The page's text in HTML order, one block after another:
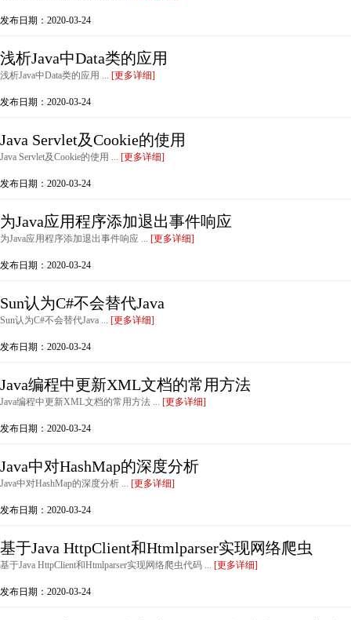
发布日期：2020-03-24
浅析Java中Data类的应用
浅析Java中Data类的应用 ... [更多详细]
发布日期：2020-03-24
Java Servlet及Cookie的使用
Java Servlet及Cookie的使用 ... [更多详细]
发布日期：2020-03-24
为Java应用程序添加退出事件响应
为Java应用程序添加退出事件响应 ... [更多详细]
发布日期：2020-03-24
Sun认为C#不会替代Java
Sun认为C#不会替代Java ... [更多详细]
发布日期：2020-03-24
Java编程中更新XML文档的常用方法
Java编程中更新XML文档的常用方法 ... [更多详细]
发布日期：2020-03-24
Java中对HashMap的深度分析
Java中对HashMap的深度分析 ... [更多详细]
发布日期：2020-03-24
基于Java HttpClient和Htmlparser实现网络爬虫
基于Java HttpClient和Htmlparser实现网络爬虫代码 ... [更多详细]
发布日期：2020-03-24